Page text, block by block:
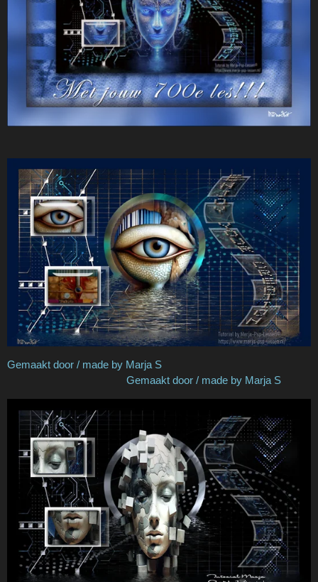
Gemaakt door / made by Marja S
Gemaakt door / made by Marja S